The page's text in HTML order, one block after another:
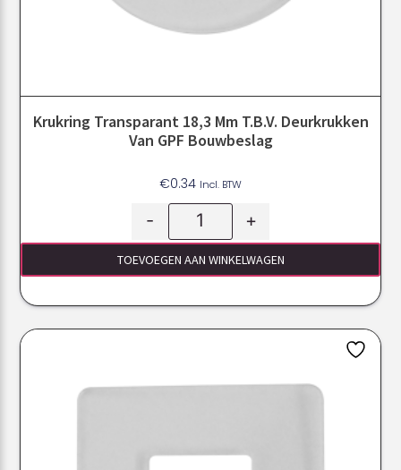
Krukring Transparant 18,3 Mm T.b.v. Deurkrukken
Van GPF Bouwbeslag
€0.34 Incl. BTW
- +
TOEVOEGEN AAN WINKELWAGEN